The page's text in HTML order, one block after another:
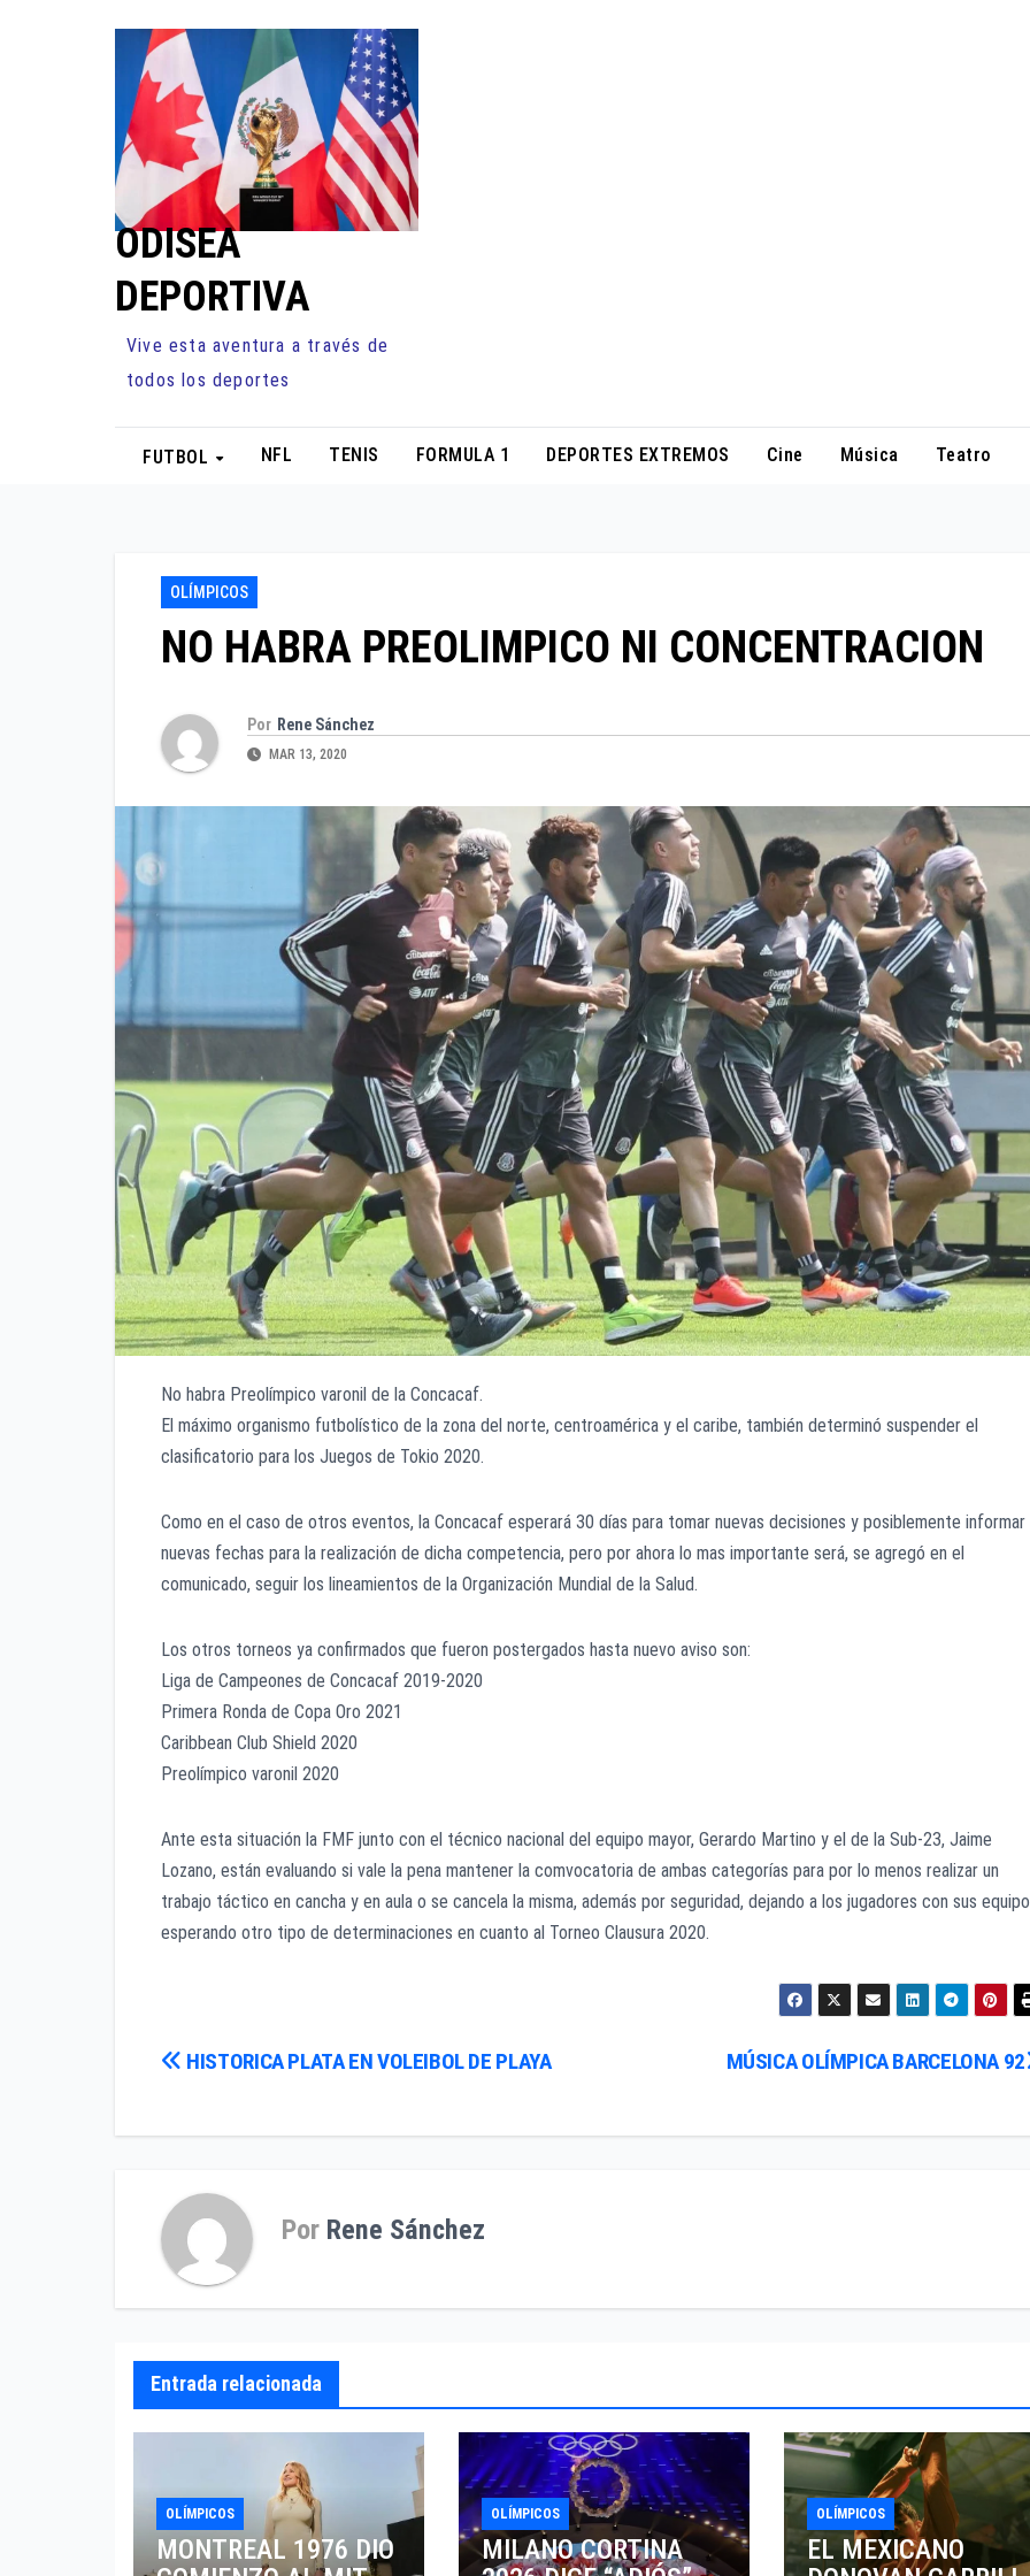
ODISEA
DEPORTIVA
Vive esta aventura a través de
todos los deportes
FUTBOL NFL TENIS FORMULA 1 DEPORTES EXTREMOS Cine Música Teatro
OLÍMPICOS
NO HABRA PREOLIMPICO NI CONCENTRACION
Por Rene Sánchez
MAR 13, 2020
No habra Preolímpico varonil de la Concacaf.
El máximo organismo futbolístico de la zona del norte, centroamérica y el caribe, también determinó suspender el
clasificatorio para los Juegos de Tokio 2020.
Como en el caso de otros eventos, la Concacaf esperará 30 días para tomar nuevas decisiones y posiblemente informar
nuevas fechas para la realización de dicha competencia, pero por ahora lo mas importante será, se agregó en el
comunicado, seguir los lineamientos de la Organización Mundial de la Salud.
Los otros torneos ya confirmados que fueron postergados hasta nuevo aviso son:
Liga de Campeones de Concacaf 2019-2020
Primera Ronda de Copa Oro 2021
Caribbean Club Shield 2020
Preolímpico varonil 2020
Ante esta situación la FMF junto con el técnico nacional del equipo mayor, Gerardo Martino y el de la Sub-23, Jaime
Lozano, están evaluando si vale la pena mantener la comvocatoria de ambas categorías para por lo menos realizar un
trabajo táctico en cancha y en aula o se cancela la misma, además por seguridad, dejando a los jugadores con sus
esperando otro tipo de determinaciones en cuanto al Torneo Clausura 2020.
Navegación
MÚSICA OLÍMPICA BARCELONA 92
HISTORICA PLATA EN VOLEIBOL DE PLAYA
Por Rene Sánchez
Entrada relacionada
OLÍMPICOS
MONTREAL 1976 DIO
OLÍMPICOS
MILANO CORTINA
OLÍMPICOS
EL MEXICANO